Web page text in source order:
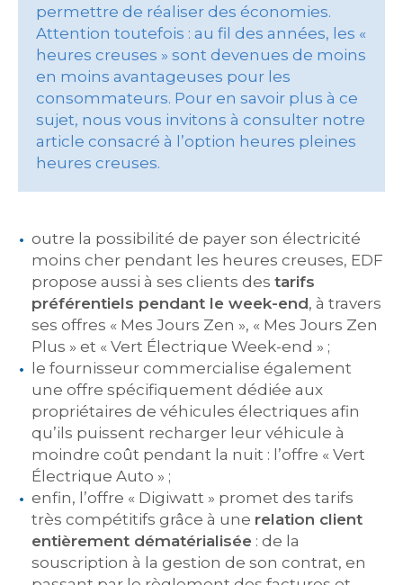
permettre de réaliser des économies.
Attention toutefois : au fil des années, les «
heures creuses » sont devenues de moins
en moins avantageuses pour les
consommateurs. Pour en savoir plus à ce
sujet, nous vous invitons à consulter notre
article consacré à l’option heures pleines
heures creuses.
outre la possibilité de payer son électricité
moins cher pendant les heures creuses, EDF
propose aussi à ses clients des tarifs
préférentiels pendant le week-end, à travers
ses offres « Mes Jours Zen », « Mes Jours Zen
Plus » et « Vert Électrique Week-end » ;
le fournisseur commercialise également
une offre spécifiquement dédiée aux
propriétaires de véhicules électriques afin
qu’ils puissent recharger leur véhicule à
moindre coût pendant la nuit : l’offre « Vert
Électrique Auto » ;
enfin, l’offre « Digiwatt » promet des tarifs
très compétitifs grâce à une relation client
entièrement dématérialisée : de la
souscription à la gestion de son contrat, en